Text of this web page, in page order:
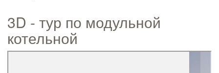
3D - тур по модульной
котельной